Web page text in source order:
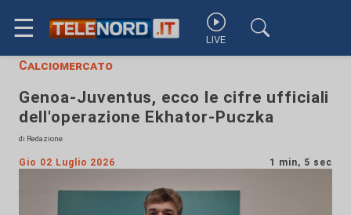
☰ LIVE
Calciomercato
Genoa-Juventus, ecco le cifre ufficiali
dell'operazione Ekhator-Puczka
di Redazione
Gio 02 Luglio 2026 1 min, 5 sec